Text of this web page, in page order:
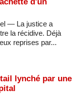
— La justice a
la récidive. Déjà
reprises par...
lynché par une